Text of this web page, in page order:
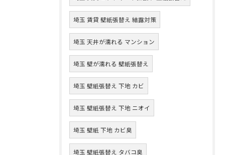
埼玉 賃貸 壁紙張替え 結露対策
埼玉 天井が濡れる マンション
埼玉 壁が濡れる 壁紙張替え
埼玉 壁紙張替え 下地 カビ
埼玉 壁紙張替え 下地 ニオイ
埼玉 壁紙 下地 カビ臭
埼玉 壁紙張替え タバコ臭